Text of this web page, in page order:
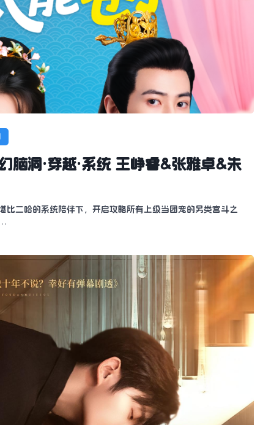
脑洞·穿越·系统 王峥睿&张雅卓&朱
比二哈的系统陪伴下，开启攻略所有上级当团宠的另类宫斗之
…